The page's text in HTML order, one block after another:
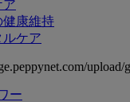
ア
健康維持
ルケア
ー